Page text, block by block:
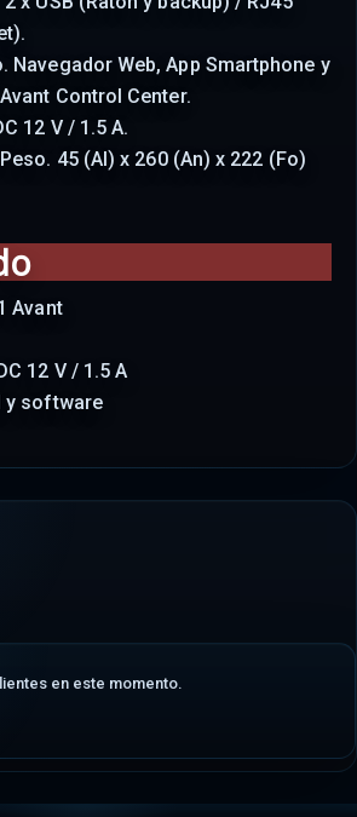
Navegador Web, App Smartphone y
Control Center.
12 V / 1.5 A.
45 (Al) x 260 (An) x 222 (Fo)
Avant
12 V / 1.5 A
y software
en este momento.